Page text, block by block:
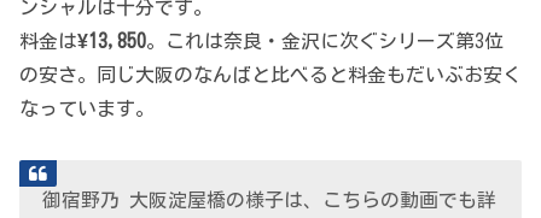
ンシャルは十分です。
料金は¥13,850。これは奈良・金沢に次ぐシリーズ第3位
の安さ。同じ大阪のなんばと比べると料金もだいぶお安く
なっています。
御宿野乃 大阪淀屋橋の様子は、こちらの動画でも詳